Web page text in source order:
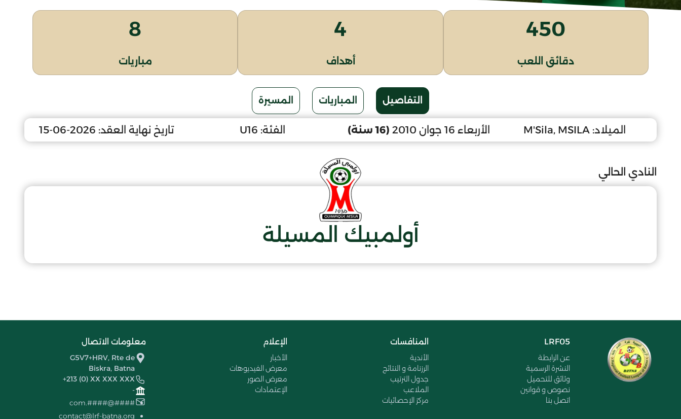
450
دقائق اللعب
4
أهداف
8
مباريات
التفاصيل المباريات المسيرة
الميلاد: M'Sila, MSILA الأربعاء 16 جوان 2010 (16 سنة) الفئة: U16 تاريخ نهاية العقد: 2026-06-15
النادي الحالي
أولمبيك المسيلة
LRF05
عن الرابطة
النشرة الرسمية
وثائق للتحميل
نصوص و قوانين
اتصل بنا
المنافسات
الأندية
الرزنامة و النتائج
جدول الترتيب
الملاعب
مركز الإحصائيات
الإعلام
الأخبار
معرض الفيديوهات
معرض الصور
الإعتمادات
معلومات الاتصال
G5V7+HRV, Rte de
Biskra, Batna
+213 (0) XX XXX XXX
-
####@####.com
contact@lrf-batna.org